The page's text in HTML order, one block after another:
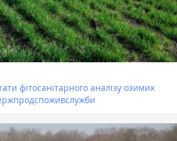
фітосанітарного аналізу озимих